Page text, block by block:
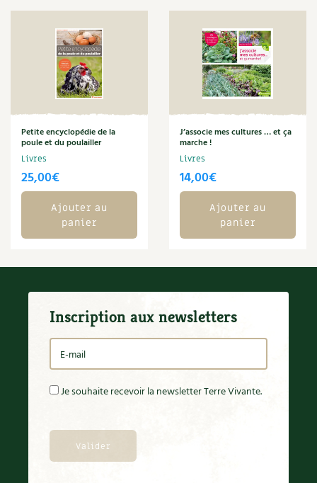
Dossier4 saisons
Actualités
Vidéos et podcasts
Conseils vidéo des4 saisons
Secrets d’abonné
Tous au jardin ! avec Pascal
La vie secrète du jardin
Petite encyclopédie de la
poule et du poulailler
Livres
25,00€
Ajouter au
panier
J’associe mes cultures … et ça
marche !
Livres
14,00€
Ajouter au
panier
Inscription aux newsletters
Je souhaite recevoir la newsletter Terre Vivante.